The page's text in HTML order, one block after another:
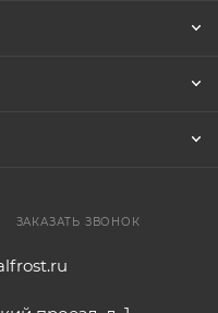
ЗАКАЗАТЬ ЗВОНОК